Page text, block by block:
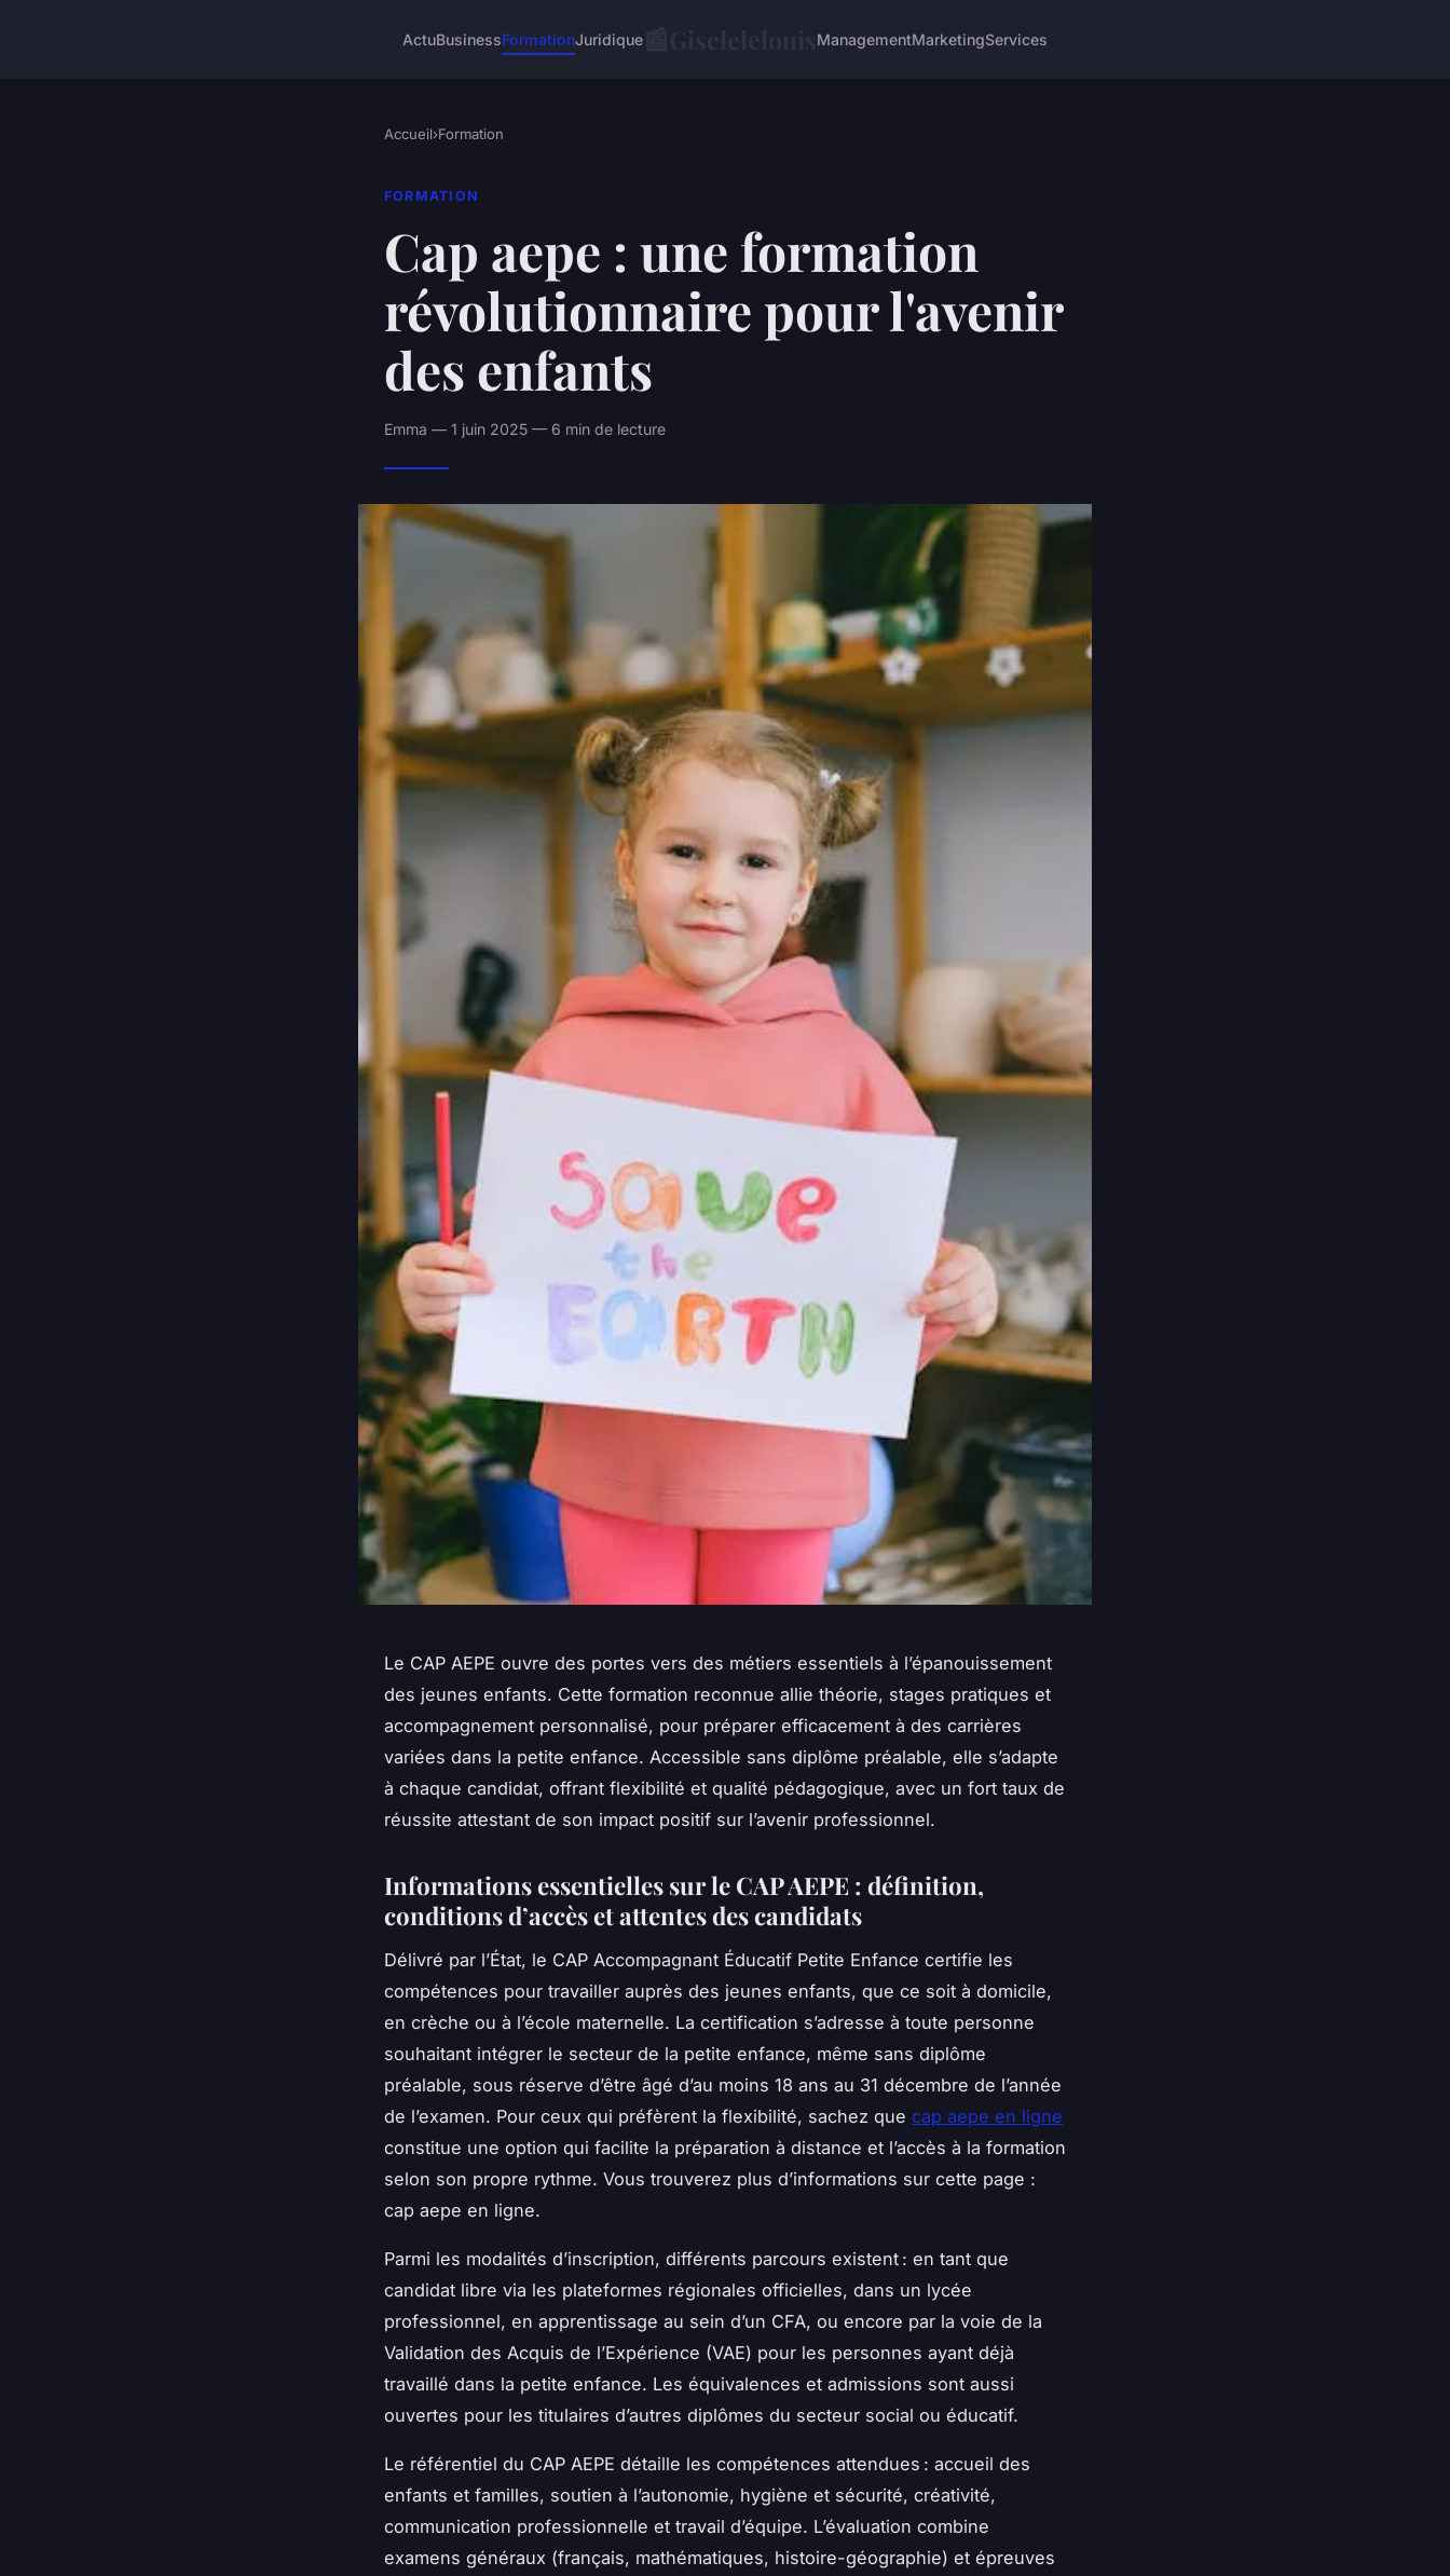
ActuBusinessFormationJuridique ManagementMarketingServices
Accueil›Formation
FORMATION
Cap aepe : une formation
révolutionnaire pour l'avenir
des enfants
Emma — 1 juin 2025 — 6 min de lecture
Le CAP AEPE ouvre des portes vers des métiers essentiels à l’épanouissement
des jeunes enfants. Cette formation reconnue allie théorie, stages pratiques et
accompagnement personnalisé, pour préparer efficacement à des carrières
variées dans la petite enfance. Accessible sans diplôme préalable, elle s’adapte
à chaque candidat, offrant flexibilité et qualité pédagogique, avec un fort taux de
réussite attestant de son impact positif sur l’avenir professionnel.
Informations essentielles sur le CAP AEPE : définition,
conditions d’accès et attentes des candidats
Délivré par l’État, le CAP Accompagnant Éducatif Petite Enfance certifie les
compétences pour travailler auprès des jeunes enfants, que ce soit à domicile,
en crèche ou à l’école maternelle. La certification s’adresse à toute personne
souhaitant intégrer le secteur de la petite enfance, même sans diplôme
préalable, sous réserve d’être âgé d’au moins 18 ans au 31 décembre de l’année
de l’examen. Pour ceux qui préfèrent la flexibilité, sachez que cap aepe en ligne
constitue une option qui facilite la préparation à distance et l’accès à la formation
selon son propre rythme. Vous trouverez plus d’informations sur cette page :
cap aepe en ligne.
Parmi les modalités d’inscription, différents parcours existent : en tant que
candidat libre via les plateformes régionales officielles, dans un lycée
professionnel, en apprentissage au sein d’un CFA, ou encore par la voie de la
Validation des Acquis de l’Expérience (VAE) pour les personnes ayant déjà
travaillé dans la petite enfance. Les équivalences et admissions sont aussi
ouvertes pour les titulaires d’autres diplômes du secteur social ou éducatif.
Le référentiel du CAP AEPE détaille les compétences attendues : accueil des
enfants et familles, soutien à l’autonomie, hygiène et sécurité, créativité,
communication professionnelle et travail d’équipe. L’évaluation combine
examens généraux (français, mathématiques, histoire-géographie) et épreuves